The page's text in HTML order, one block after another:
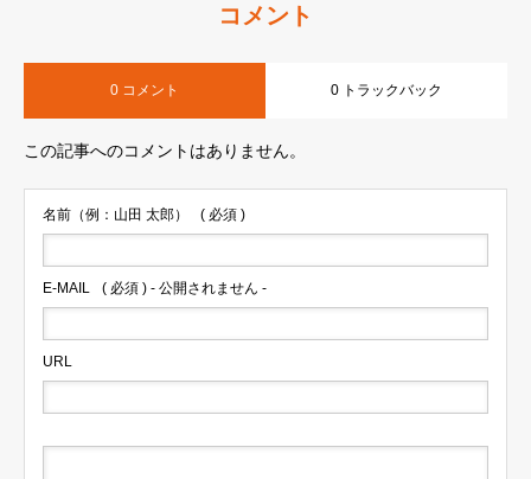
コメント
0 コメント 0 トラックバック
この記事へのコメントはありません。
名前（例：山田 太郎） ( 必須 )
E-MAIL ( 必須 ) - 公開されません -
URL